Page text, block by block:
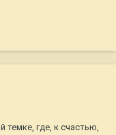
темке, где, к счастью,